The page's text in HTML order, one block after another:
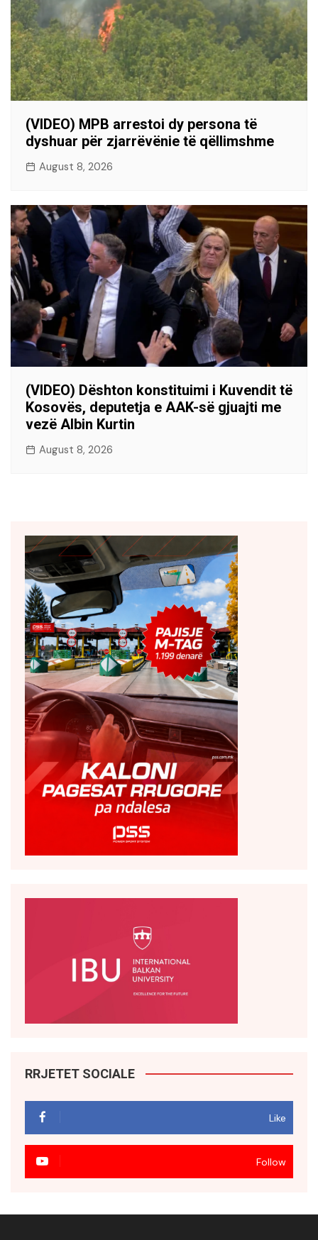
(VIDEO) MPB arrestoi dy persona të
dyshuar për zjarrëvënie të qëllimshme
August 8, 2026
(VIDEO) Dështon konstituimi i Kuvendit të
Kosovës, deputetja e AAK-së gjuajti me
vezë Albin Kurtin
August 8, 2026
RRJETET SOCIALE
Like
Follow